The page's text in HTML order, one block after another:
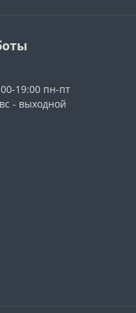
19:00 пн-пт
- выходной